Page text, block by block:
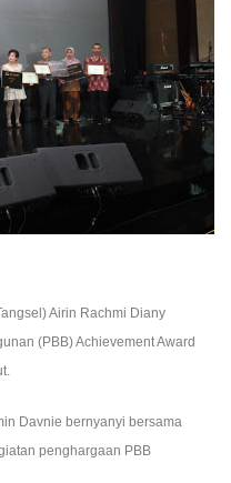
Airin Rachmi Diany
(PBB) Achievement Award
Davnie bernyanyi bersama
penghargaan PBB